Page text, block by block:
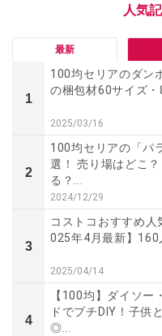
最新
1
100均セリアのダン
の梱包材60サイズ
2025/03/16
2
100均セリアの「パ
選！ 売り場はどこ
る？...
2024/12/29
3
コストコおすすめ
025年4月最新】160
2025/04/14
4
【100均】ダイソー
ドでプチDIY！子供
◎...